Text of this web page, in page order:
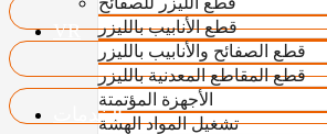
قطع الأنابيب بالليزر
قطع الصفائح والأنابيب بالليزر
قطع المقاطع المعدنية بالليزر
الأجهزة المؤتمتة
تشغيل المواد الهشة
VR
الخدمات